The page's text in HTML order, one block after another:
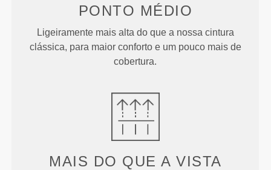
PONTO MÉDIO
Ligeiramente mais alta do que a nossa cintura
clássica, para maior conforto e um pouco mais de
cobertura.
MAIS DO QUE A VISTA